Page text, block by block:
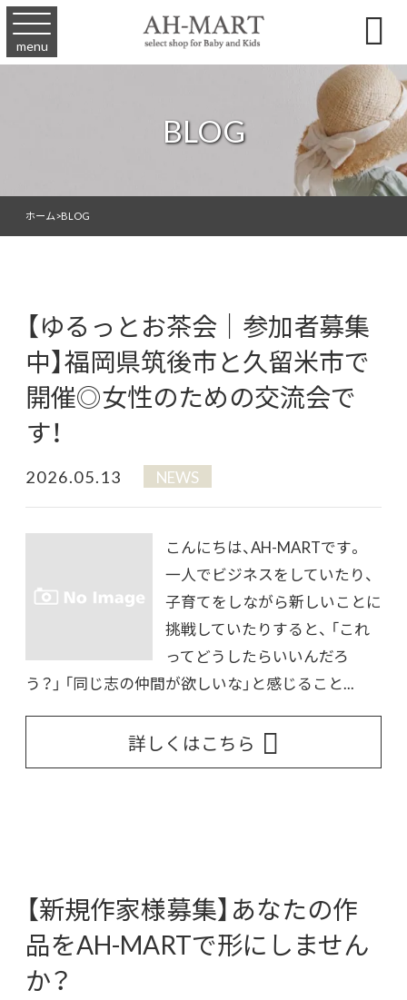
menu 
BLOG
ホーム>BLOG
【ゆるっとお茶会｜参加者募集
中】福岡県筑後市と久留米市で
開催◎女性のための交流会で
す！
2026.05.13 NEWS
こんにちは、AH-MARTです。
一人でビジネスをしていたり、
子育てをしながら新しいことに
挑戦していたりすると、 「これ
ってどうしたらいいんだろ
う？」 「同じ志の仲間が欲しいな」と感じること...
詳しくはこちら
【新規作家様募集】あなたの作
品をAH-MARTで形にしません
か？